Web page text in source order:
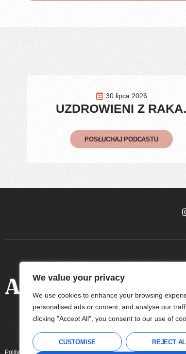
We value your privacy
We use cookies to enhance your browsing
personalised ads or content, and analyse our
clicking "Accept All", you consent to our use of
CUSTOMISE REJECT
30 lipca 2026
UZDROWIENI Z RAKA.
POSŁUCHAJ PODCASTU
MNIE
Polityka prywatności